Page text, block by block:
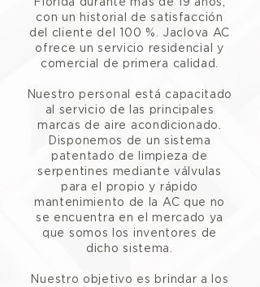
Florida durante más de 19 años,
con un historial de satisfacción
del cliente del 100 %. Jaclova AC
ofrece un servicio residencial y
comercial de primera calidad.
Nuestro personal está capacitado
al servicio de las principales
marcas de aire acondicionado.
Disponemos de un sistema
patentado de limpieza de
serpentines mediante válvulas
para el propio y rápido
mantenimiento de la AC que no
se encuentra en el mercado ya
que somos los inventores de
dicho sistema.
Nuestro objetivo es brindar a los